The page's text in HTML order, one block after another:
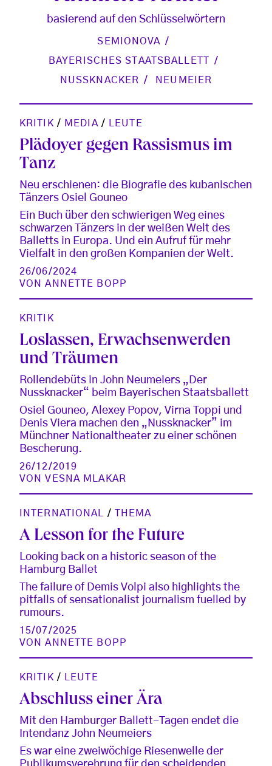
basierend auf den Schlüsselwörtern
SEMIONOVA
BAYERISCHES STAATSBALLETT
NUSSKNACKER
NEUMEIER
KRITIK / MEDIA / LEUTE
Plädoyer gegen Rassismus im
Tanz
Neu erschienen: die Biografie des kubanischen
Tänzers Osiel Gouneo
Ein Buch über den schwierigen Weg eines
schwarzen Tänzers in der weißen Welt des
Balletts in Europa. Und ein Aufruf für mehr
Vielfalt in den großen Kompanien der Welt.
26/06/2024
VONANNETTE BOPP
KRITIK
Loslassen, Erwachsenwerden
und Träumen
Rollendebüts in John Neumeiers „Der
Nussknacker“ beim Bayerischen Staatsballett
Osiel Gouneo, Alexey Popov, Virna Toppi und
Denis Viera machen den „Nussknacker” im
Münchner Nationaltheater zu einer schönen
Bescherung.
26/12/2019
VONVESNA MLAKAR
INTERNATIONAL / THEMA
A Lesson for the Future
Looking back on a historic season of the
Hamburg Ballet
The failure of Demis Volpi also highlights the
pitfalls of sensationalist journalism fuelled by
rumours.
15/07/2025
VONANNETTE BOPP
KRITIK / LEUTE
Abschluss einer Ära
Mit den Hamburger Ballett-Tagen endet die
Intendanz John Neumeiers
Es war eine zweiwöchige Riesenwelle der